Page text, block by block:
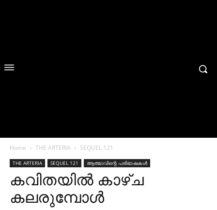
Home THE ARTERIA SEQUEL 121
THE ARTERIA SEQUEL 121 ആത്മാവിന്റെ പരിഭാഷകൾ
കവിതയില്‍ കാഴ്ച
കലരുമ്പോള്‍